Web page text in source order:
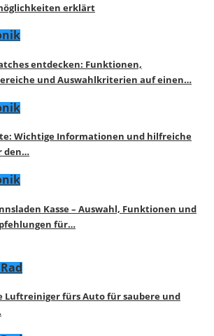
erklärt
entdecken: Funktionen,
und Auswahlkriterien auf einen…
Wichtige Informationen und hilfreiche
den…
Kasse – Auswahl, Funktionen und
für…
Luftreiniger fürs Auto für saubere und